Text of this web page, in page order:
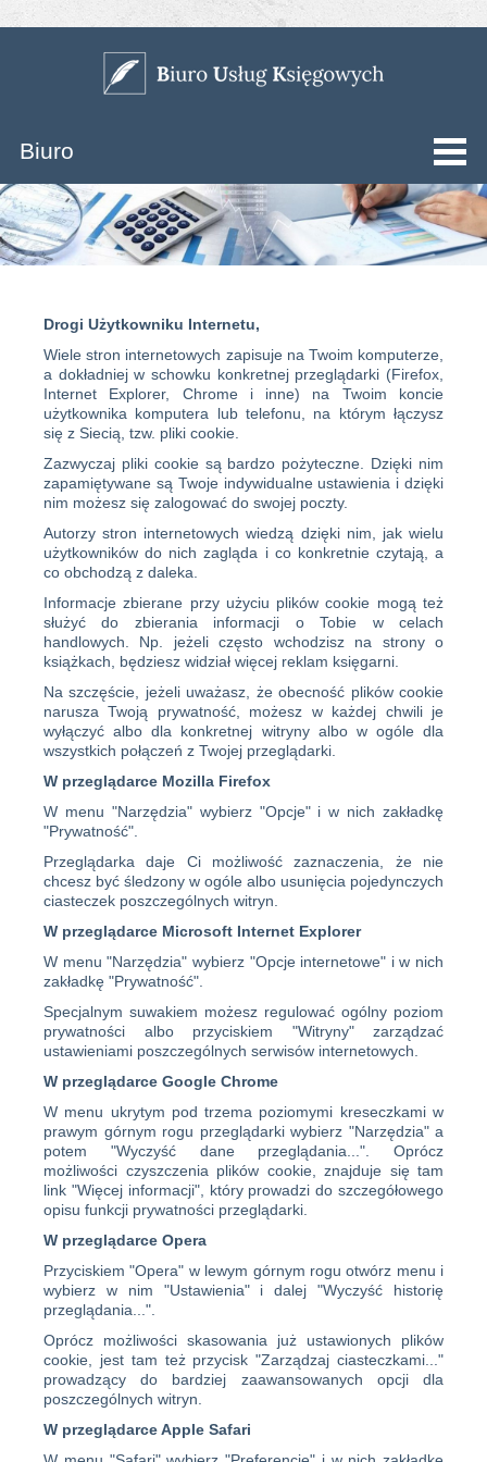
Biuro
Drogi Użytkowniku Internetu,
Wiele stron internetowych zapisuje na Twoim komputerze,
a dokładniej w schowku konkretnej przeglądarki (Firefox,
Internet Explorer, Chrome i inne) na Twoim koncie
użytkownika komputera lub telefonu, na którym łączysz
się z Siecią, tzw. pliki cookie.
Zazwyczaj pliki cookie są bardzo pożyteczne. Dzięki nim
zapamiętywane są Twoje indywidualne ustawienia i dzięki
nim możesz się zalogować do swojej poczty.
Autorzy stron internetowych wiedzą dzięki nim, jak wielu
użytkowników do nich zagląda i co konkretnie czytają, a
co obchodzą z daleka.
Informacje zbierane przy użyciu plików cookie mogą też
służyć do zbierania informacji o Tobie w celach
handlowych. Np. jeżeli często wchodzisz na strony o
książkach, będziesz widział więcej reklam księgarni.
Na szczęście, jeżeli uważasz, że obecność plików cookie
narusza Twoją prywatność, możesz w każdej chwili je
wyłączyć albo dla konkretnej witryny albo w ogóle dla
wszystkich połączeń z Twojej przeglądarki.
W przeglądarce Mozilla Firefox
W menu "Narzędzia" wybierz "Opcje" i w nich zakładkę
"Prywatność".
Przeglądarka daje Ci możliwość zaznaczenia, że nie
chcesz być śledzony w ogóle albo usunięcia pojedynczych
ciasteczek poszczególnych witryn.
W przeglądarce Microsoft Internet Explorer
W menu "Narzędzia" wybierz "Opcje internetowe" i w nich
zakładkę "Prywatność".
Specjalnym suwakiem możesz regulować ogólny poziom
prywatności albo przyciskiem "Witryny" zarządzać
ustawieniami poszczególnych serwisów internetowych.
W przeglądarce Google Chrome
W menu ukrytym pod trzema poziomymi kreseczkami w
prawym górnym rogu przeglądarki wybierz "Narzędzia" a
potem "Wyczyść dane przeglądania...". Oprócz
możliwości czyszczenia plików cookie, znajduje się tam
link "Więcej informacji", który prowadzi do szczegółowego
opisu funkcji prywatności przeglądarki.
W przeglądarce Opera
Przyciskiem "Opera" w lewym górnym rogu otwórz menu i
wybierz w nim "Ustawienia" i dalej "Wyczyść historię
przeglądania...".
Oprócz możliwości skasowania już ustawionych plików
cookie, jest tam też przycisk "Zarządzaj ciasteczkami..."
prowadzący do bardziej zaawansowanych opcji dla
poszczególnych witryn.
W przeglądarce Apple Safari